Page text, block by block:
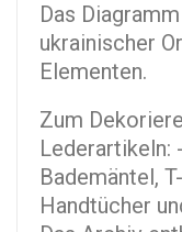
Das
ukrainischer
Elementen.
Zum
Lederartikeln:
Bademäntel,
Handtücher